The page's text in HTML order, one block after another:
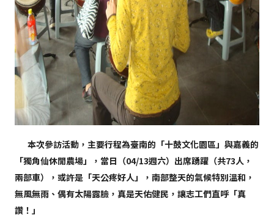
本次參訪活動，主要行程為臺南的「十鼓文化園區」與嘉義的
「獨角仙休閒農場」，當日（04/13週六）出席踴躍（共73人，
兩部車），或許是「天公疼好人」，南部整天的氣候特別溫和，
無風無雨、偶有太陽露臉，真是天佑健民，讓志工們直呼「真
讚！」